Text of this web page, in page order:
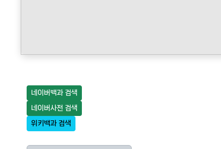
네이버백과 검색
네이버사전 검색
위키백과 검색